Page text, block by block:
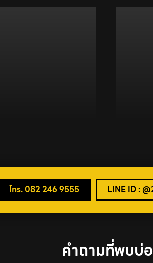
โทร. 082 246 9555 LINE ID :
คำถามที่พบบ่